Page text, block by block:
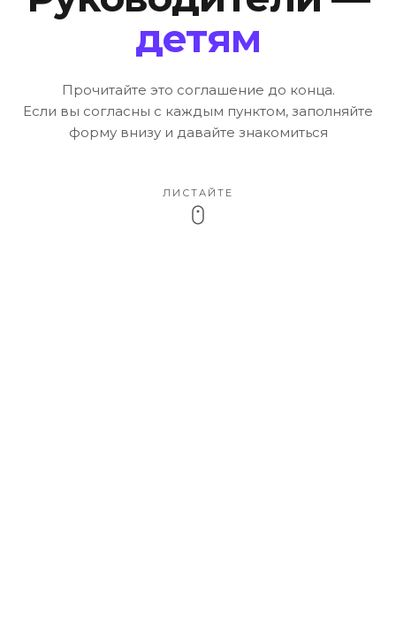
детям
Прочитайте это соглашение до конца.
Если вы согласны с каждым пунктом, заполняйте
форму внизу и давайте знакомиться
ЛИСТАЙТЕ